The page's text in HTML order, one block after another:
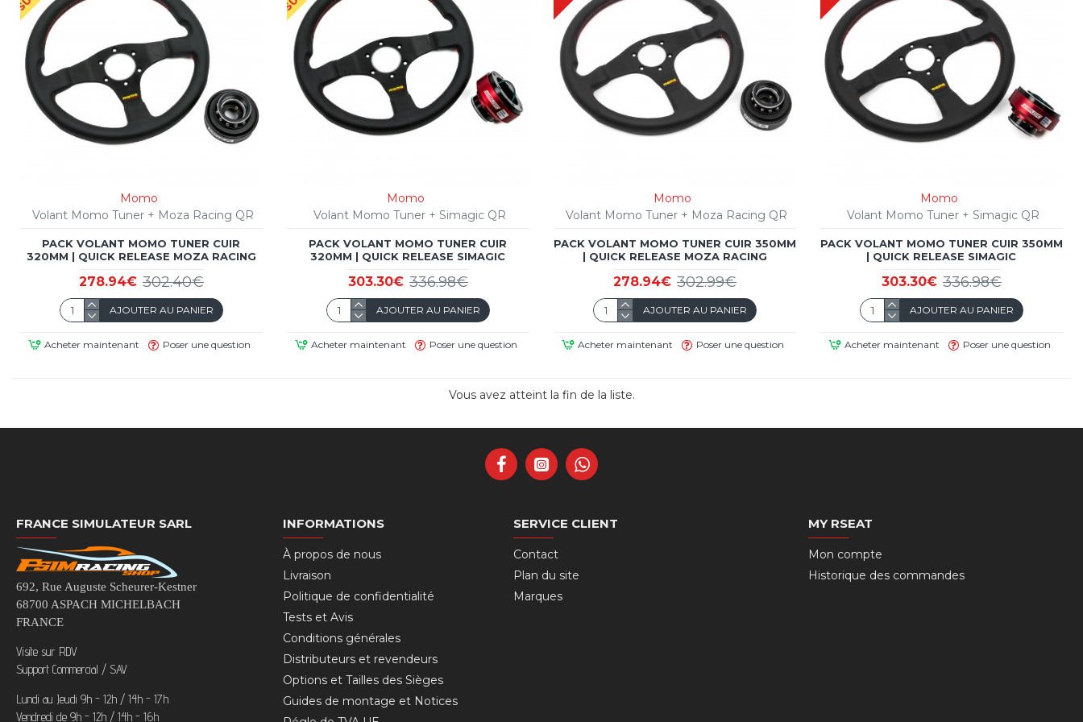
Momo
Volant Momo Tuner + Moza Racing QR
PACK VOLANT MOMO TUNER CUIR
320MM | QUICK RELEASE MOZA RACING
278.94€ 302.40€
AJOUTER AU PANIER
Acheter maintenant Poser une question
Momo
Volant Momo Tuner + Simagic QR
PACK VOLANT MOMO TUNER CUIR
320MM | QUICK RELEASE SIMAGIC
303.30€ 336.98€
AJOUTER AU PANIER
Acheter maintenant Poser une question
Momo
Volant Momo Tuner + Moza Racing QR
PACK VOLANT MOMO TUNER CUIR 350MM
| QUICK RELEASE MOZA RACING
278.94€ 302.99€
AJOUTER AU PANIER
Acheter maintenant Poser une question
Momo
Volant Momo Tuner + Simagic QR
PACK VOLANT MOMO TUNER CUIR 350MM
| QUICK RELEASE SIMAGIC
303.30€ 336.98€
AJOUTER AU PANIER
Acheter maintenant Poser une question
Vous avez atteint la fin de la liste.
FRANCE SIMULATEUR SARL
692, Rue Auguste Scheurer-Kestner
68700 ASPACH MICHELBACH
FRANCE
Visite sur RDV
Support Commercial / SAV
Lundi au Jeudi 9h - 12h / 14h - 17h
Vendredi de 9h - 12h / 14h - 16h
INFORMATIONS
À propos de nous
Livraison
Politique de confidentialité
Tests et Avis
Conditions générales
Distributeurs et revendeurs
Options et Tailles des Sièges
Guides de montage et Notices
SERVICE CLIENT
Contact
Plan du site
Marques
MY RSEAT
Mon compte
Historique des commandes